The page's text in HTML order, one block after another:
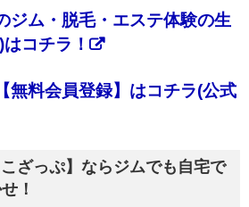
ジム・脱毛・エステ体験の生
コチラ！
無料会員登録】はコチラ(公式
ざっぷ】ならジムでも自宅で
！